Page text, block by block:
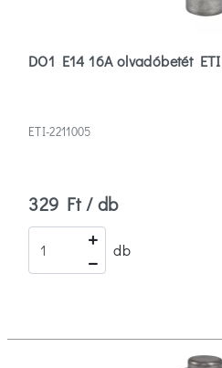
DO1 E14 16A olvadóbetét ETI
ETI-2211005
329 Ft / db
db